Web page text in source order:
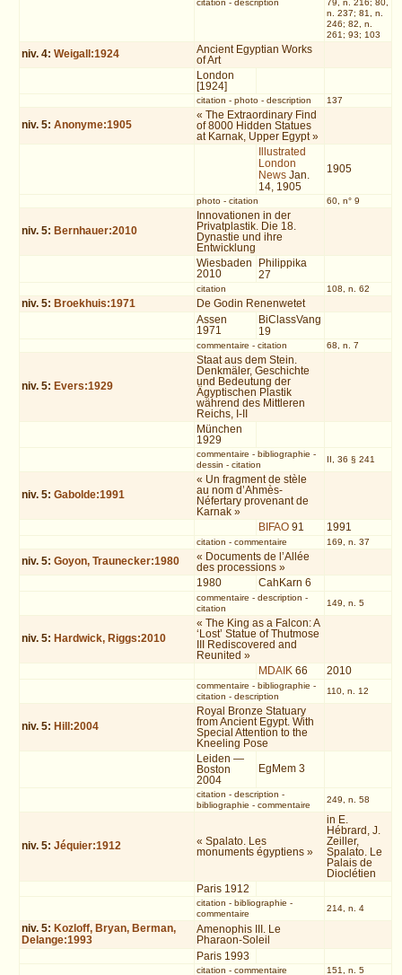
citation - description
79, n. 216; 80,
n. 237; 81, n.
246; 82, n.
261; 93; 103
niv. 4:Weigall:1924
Ancient Egyptian Works
of Art
London
[1924]
citation - photo- description 137
niv. 5:Anonyme:1905
« The Extraordinary Find
of 8000 Hidden Statues
at Karnak, Upper Egypt »
Illustrated
London
News Jan.
14, 1905
1905
photo- citation 60, n° 9
niv. 5: Bernhauer:2010
Innovationen in der
Privatplastik. Die 18.
Dynastie und ihre
Entwicklung
Wiesbaden
2010
Philippika
27
citation 108, n. 62
niv. 5: Broekhuis:1971
De Godin Renenwetet
Assen
1971
BiClassVang
19
commentaire - citation 68, n. 7
niv. 5: Evers:1929
Staat aus dem Stein.
Denkmäler, Geschichte
und Bedeutung der
Ägyptischen Plastik
während des Mittleren
Reichs, I-II
München
1929
commentaire - bibliographie -
dessin - citation
II, 36 § 241
niv. 5:Gabolde:1991
« Un fragment de stèle
au nom d’Ahmès-
Néfertary provenant de
Karnak »
BIFAO 91 1991
citation - commentaire 169, n. 37
niv. 5:Goyon, Traunecker:1980
« Documents de l’Allée
des processions »
1980
CahKarn 6
commentaire - description -
citation
149, n. 5
niv. 5: Hardwick, Riggs:2010
« The King as a Falcon: A
‘Lost’ Statue of Thutmose
III Rediscovered and
Reunited »
MDAIK 66 2010
commentaire - bibliographie -
citation - description
110, n. 12
niv. 5: Hill:2004
Royal Bronze Statuary
from Ancient Egypt. With
Special Attention to the
Kneeling Pose
Leiden —
Boston
2004
EgMem 3
citation - description -
bibliographie - commentaire
249, n. 58
niv. 5:Jéquier:1912
« Spalato. Les
monuments égyptiens »
in E.
Hébrard, J.
Zeiller,
Spalato. Le
Palais de
Dioclétien
Paris 1912
citation - bibliographie -
commentaire
214, n. 4
niv. 5: Kozloff, Bryan, Berman,
Delange:1993
Amenophis III. Le
Pharaon-Soleil
Paris 1993
citation - commentaire 151, n. 5